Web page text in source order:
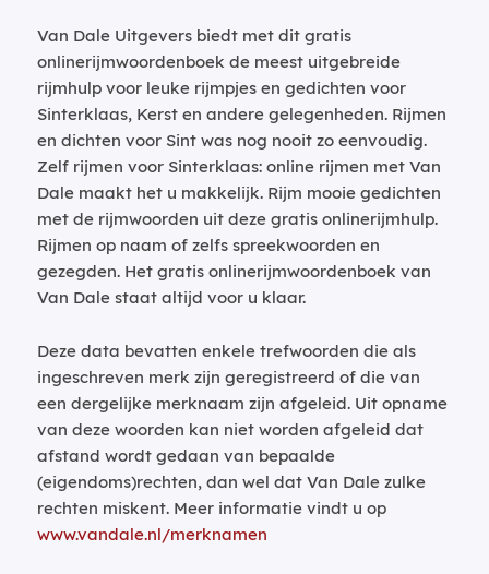
Van Dale Uitgevers biedt met dit gratis
onlinerijmwoordenboek de meest uitgebreide
rijmhulp voor leuke rijmpjes en gedichten voor
Sinterklaas, Kerst en andere gelegenheden. Rijmen
en dichten voor Sint was nog nooit zo eenvoudig.
Zelf rijmen voor Sinterklaas: online rijmen met Van
Dale maakt het u makkelijk. Rijm mooie gedichten
met de rijmwoorden uit deze gratis onlinerijmhulp.
Rijmen op naam of zelfs spreekwoorden en
gezegden. Het gratis onlinerijmwoordenboek van
Van Dale staat altijd voor u klaar.
Deze data bevatten enkele trefwoorden die als
ingeschreven merk zijn geregistreerd of die van
een dergelijke merknaam zijn afgeleid. Uit opname
van deze woorden kan niet worden afgeleid dat
afstand wordt gedaan van bepaalde
(eigendoms)rechten, dan wel dat Van Dale zulke
rechten miskent. Meer informatie vindt u op
www.vandale.nl/merknamen